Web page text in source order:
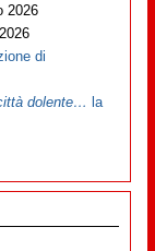
2026
di
dolente… la